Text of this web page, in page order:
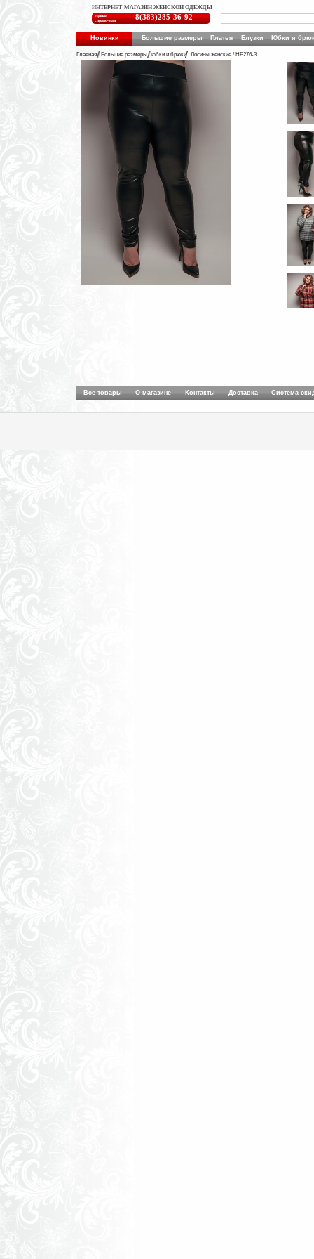
ИНТЕРНЕТ-МАГАЗИН ЖЕНСКОЙ ОДЕЖДЫ
единая
справочная
8(383)285-36-92
Новинки Большие размеры Платья Блузки Юбки и
Главная Большие размеры юбки и брюки Лосины женские / НБ276-3
Все товары О магазине Контакты Доставка Система